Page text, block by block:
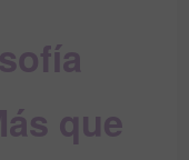
que